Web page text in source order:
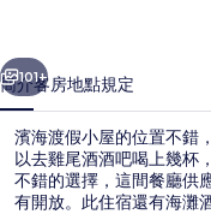
相
片
集
個 下一個
101+
簡介客房地點規定
濱海渡假小屋的位置不錯
以去雞尾酒酒吧喝上幾杯
不錯的選擇，這間餐廳供
有開放。此住宿還有海灘